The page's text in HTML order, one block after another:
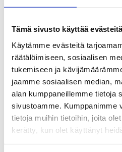
Tämä sivusto käyttää
Käytämme evästeitä
räätälöimiseen, sosiaalisen
tukemiseen ja
jaamme sosiaalisen median,
alan kumppaneillemme tietoja
sivustoamme. Kumppanimme
tietoja muihin tietoihin, joita
kerätty, kun olet käyttänyt
Rakennustietosäätiö
ohjeistuksen
järjestelmien
kiinteistön omistaja
kohdetta